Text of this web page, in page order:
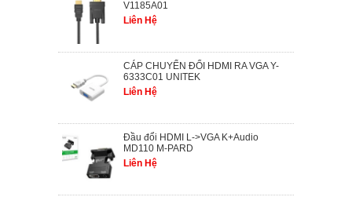
V1185A01
Liên Hệ
CÁP CHUYỂN ĐỔI HDMI RA VGA Y-
6333C01 UNITEK
Liên Hệ
Đầu đổi HDMI L->VGA K+Audio
MD110 M-PARD
Liên Hệ